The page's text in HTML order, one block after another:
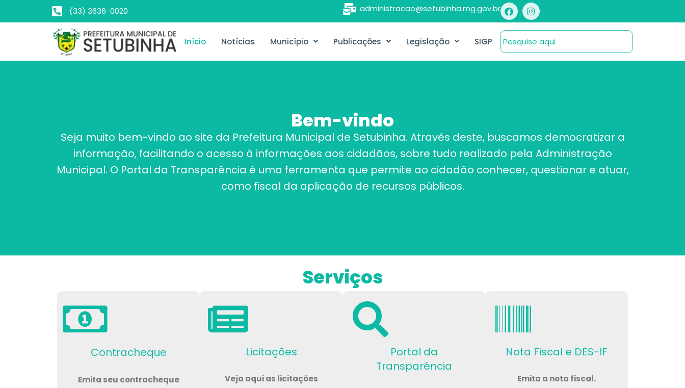
(33) 3636-0020 administracao@setubinha.mg.gov.br
Início Notícias Município Publicações Legislação SIGP
Bem-vindo
Seja muito bem-vindo ao site da Prefeitura Municipal de Setubinha. Através deste, buscamos democratizar a
informação, facilitando o acesso à informações aos cidadãos, sobre tudo realizado pela Administração
Municipal. O Portal da Transparência é uma ferramenta que permite ao cidadão conhecer, questionar e atuar,
como fiscal da aplicação de recursos públicos.
Serviços
Contracheque
Emita seu contracheque
Licitações
Veja aqui as licitações
Portal da
Transparência
Nota Fiscal e DES-IF
Emita a nota fiscal.